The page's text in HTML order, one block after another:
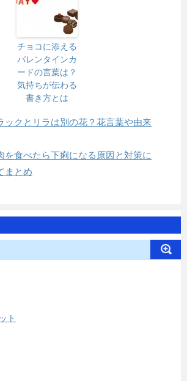
チョコに添える
バレンタインカ
ードの言葉は？
気持ちが伝わる
書き方とは
ックとリラは別の花？花言葉や由来
を食べたら下痢になる原因と対策に
まとめ
ト